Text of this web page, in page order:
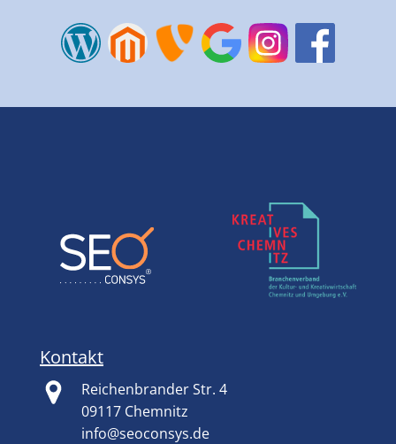
Kontakt
Reichenbrander Str. 4
09117 Chemnitz
info@seoconsys.de